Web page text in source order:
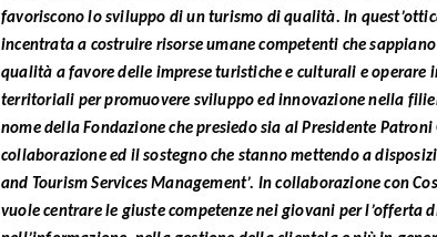
favoriscono lo sviluppo di un turismo di qualità. In
incentrata a costruire risorse umane competenti che
qualità a favore delle imprese turistiche e culturali e
territoriali per promuovere sviluppo ed innovazione nella
nome della Fondazione che presiedo sia al Presidente
collaborazione ed il sostegno che stanno mettendo a
and Tourism Services Management’. In collaborazione con
vuole centrare le giuste competenze nei giovani per l’offerta